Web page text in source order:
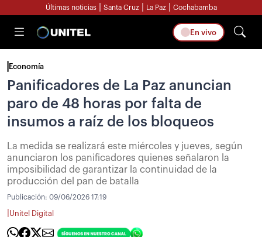
Últimas noticias Santa Cruz La Paz Cochabamba
En vivo
Economía
Panificadores de La Paz anuncian
paro de 48 horas por falta de
insumos a raíz de los bloqueos
La medida se realizará este miércoles y jueves, según
anunciaron los panificadores quienes señalaron la
imposibilidad de garantizar la continuidad de la
producción del pan de batalla
Publicación: 09/06/2026 17:19
Unitel Digital